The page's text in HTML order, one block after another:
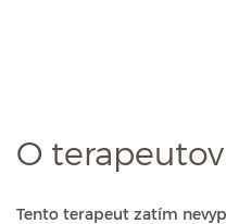
O
Tento terapeut zatím